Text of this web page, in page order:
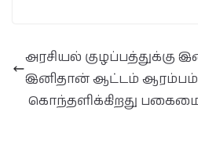
அரசியல் குழப்பத்துக்கு
இனிதான் ஆட்டம்
கொந்தளிக்கிறது